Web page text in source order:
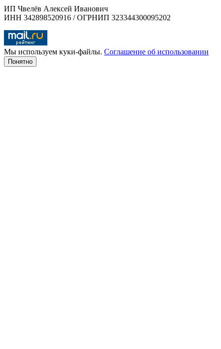
ИП Чвелёв Алексей Иванович
ИНН 342898520916 / ОГРНИП 323344300095202
Мы используем куки-файлы. Соглашение об использовании
Понятно